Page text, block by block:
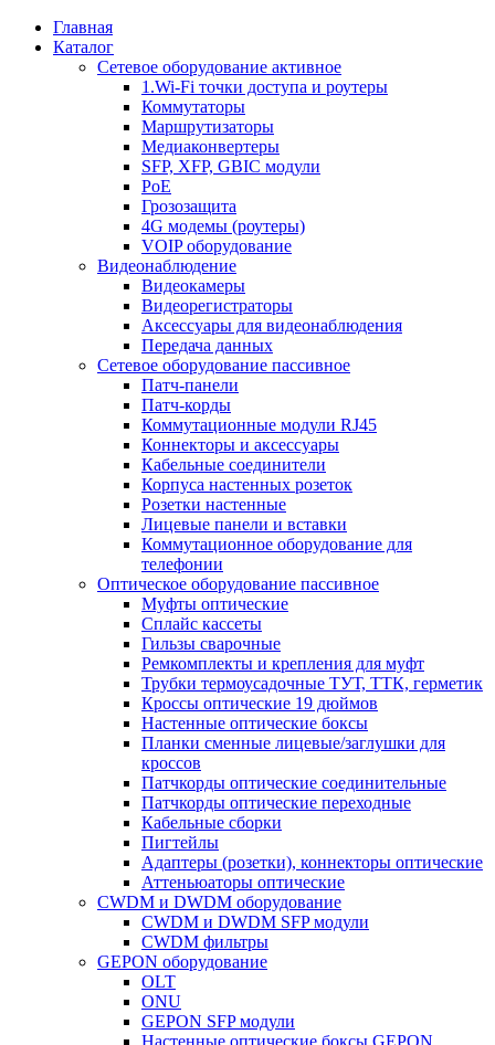
Главная
Каталог
Сетевое оборудование активное
1.Wi-Fi точки доступа и роутеры
Коммутаторы
Маршрутизаторы
Медиаконвертеры
SFP, XFP, GBIC модули
PoE
Грозозащита
4G модемы (роутеры)
VOIP оборудование
Видеонаблюдение
Видеокамеры
Видеорегистраторы
Аксессуары для видеонаблюдения
Передача данных
Сетевое оборудование пассивное
Патч-панели
Патч-корды
Коммутационные модули RJ45
Коннекторы и аксессуары
Кабельные соединители
Корпуса настенных розеток
Розетки настенные
Лицевые панели и вставки
Коммутационное оборудование для
телефонии
Оптическое оборудование пассивное
Муфты оптические
Сплайс кассеты
Гильзы сварочные
Ремкомплекты и крепления для муфт
Трубки термоусадочные ТУТ, ТТК, герметик
Кроссы оптические 19 дюймов
Настенные оптические боксы
Планки сменные лицевые/заглушки для
кроссов
Патчкорды оптические соединительные
Патчкорды оптические переходные
Кабельные сборки
Пигтейлы
Адаптеры (розетки), коннекторы оптические
Аттеньюаторы оптические
CWDM и DWDM оборудование
CWDM и DWDM SFP модули
CWDM фильтры
GEPON оборудование
OLT
ONU
GEPON SFP модули
Настенные оптические боксы GEPON